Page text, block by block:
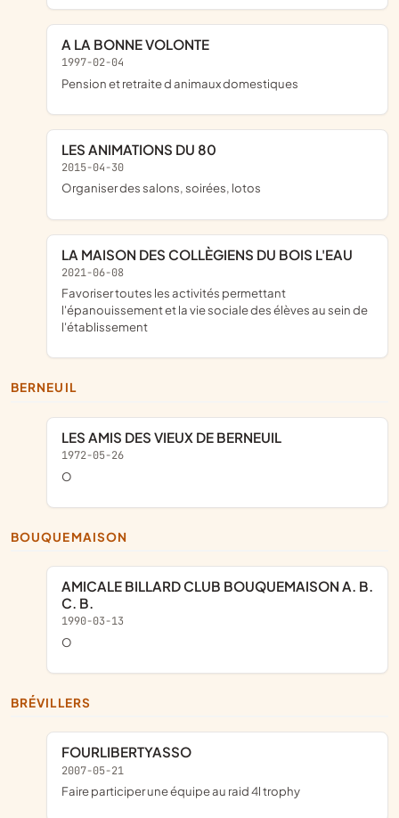
A LA BONNE VOLONTE
1997-02-04
pension et retraite d animaux domestiques
LES ANIMATIONS DU 80
2015-04-30
organiser des salons, soirées, lotos
LA MAISON DES COLLÈGIENS DU BOIS L'EAU
2021-06-08
favoriser toutes les activités permettant
l'épanouissement et la vie sociale des élèves au sein de
l'établissement
BERNEUIL
LES AMIS DES VIEUX DE BERNEUIL
1972-05-26
o
BOUQUEMAISON
AMICALE BILLARD CLUB BOUQUEMAISON A. B.
C. B.
1990-03-13
o
BRÉVILLERS
FOURLIBERTYASSO
2007-05-21
faire participer une équipe au raid 4l trophy